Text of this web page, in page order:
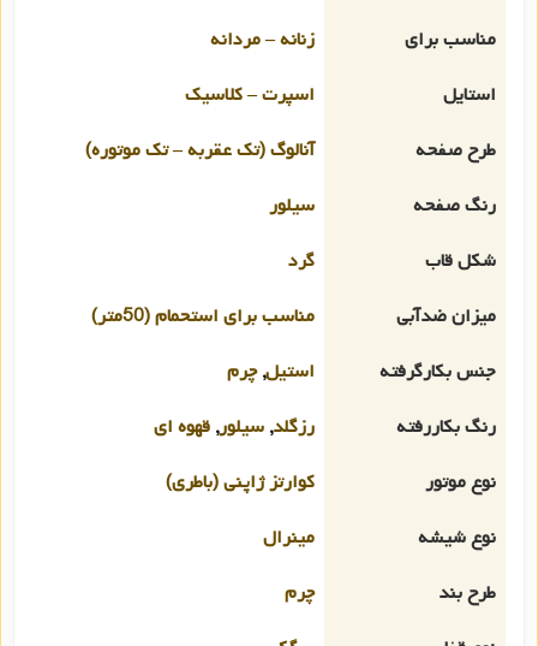
مناسب برای
زنانه – مردانه
استایل
اسپرت – کلاسیک
طرح صفحه
آنالوگ (تک عقربه – تک موتوره)
رنگ صفحه
سیلور
شکل قاب
گرد
میزان ضدآبی
مناسب برای استحمام (50متر)
جنس بکارگرفته
استیل,چرم
رنگ بکاررفته
رزگلد, سیلور, قهوه ای
نوع موتور
کوارتز ژاپنی (باطری)
نوع شیشه
مینرال
طرح بند
چرم